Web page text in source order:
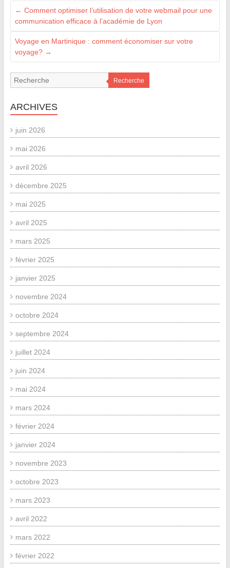
← Comment optimiser l’utilisation de votre webmail pour une
communication efficace à l’académie de Lyon
Voyage en Martinique : comment économiser sur votre
voyage? →
Recherche
ARCHIVES
juin 2026
mai 2026
avril 2026
décembre 2025
mai 2025
avril 2025
mars 2025
février 2025
janvier 2025
novembre 2024
octobre 2024
septembre 2024
juillet 2024
juin 2024
mai 2024
mars 2024
février 2024
janvier 2024
novembre 2023
octobre 2023
mars 2023
avril 2022
mars 2022
février 2022